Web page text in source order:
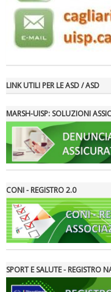
Tiziano Pesce a Radio
LINK UTILI PER LE ASD / ASD
MARSH-UISP: SOLUZIONI
CONI - REGISTRO 2.0
SPORT E SALUTE - REGISTRO